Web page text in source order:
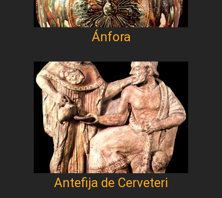
Ánfora
Antefija de Cerveteri